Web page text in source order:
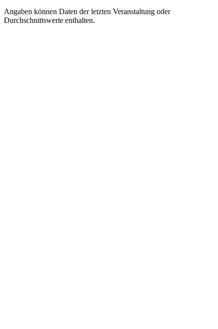
Angaben können Daten der letzten Veranstaltung oder
Durchschnittswerte enthalten.